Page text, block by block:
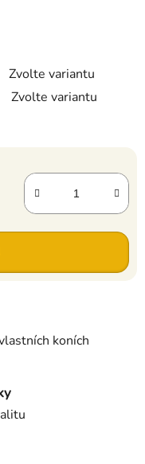
Zvolte variantu
Zvolte variantu
koních